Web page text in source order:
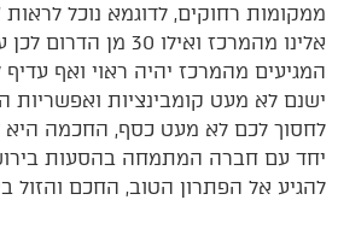
אלינו מהמרכז ואילו 30
המגיעים מהמרכז יהיה ראוי ואף עדיף
ישנם לא מעט קומבינציות ואפשריות
לחסוך לכם לא מעט כסף, החכמה היא
יחד עם חברה המתמחה בהסעות
להגיע אל הפתרון הטוב, החכם והזול